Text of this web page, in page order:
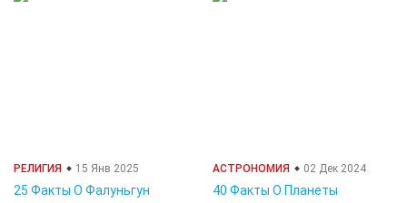
РЕЛИГИЯ 15 Янв 2025
25 Факты О Фалуньгун
АСТРОНОМИЯ 02 Дек 2024
40 Факты О Планеты